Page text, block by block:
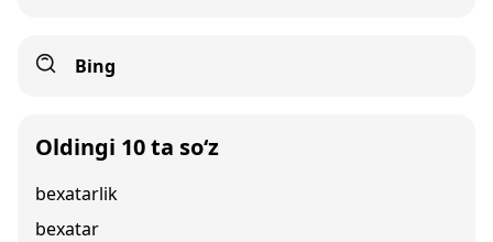
Bing
Oldingi 10 ta so‘z
bexatarlik
bexatar